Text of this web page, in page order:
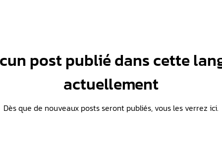
post publié dans cette
actuellement
Dès que de nouveaux posts seront publiés, vous les verrez ici.